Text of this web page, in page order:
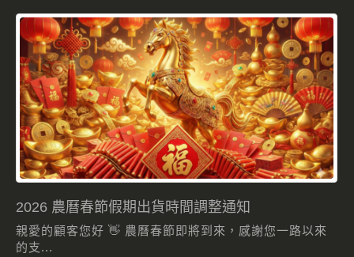
2026 農曆春節假期出貨時間調整通知
親愛的顧客您好 👋 農曆春節即將到來，感謝您一路以來
的支...